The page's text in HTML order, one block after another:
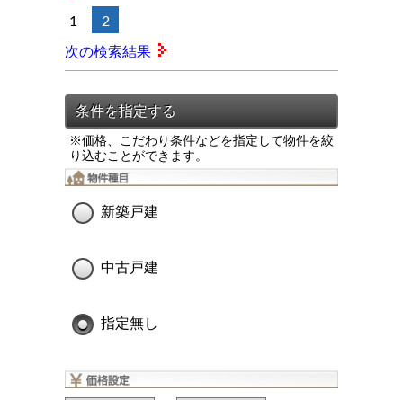
※価格、こだわり条件などを指定して物件を絞
り込むことができます。
新築戸建
中古戸建
指定無し
1 2
次の検索結果